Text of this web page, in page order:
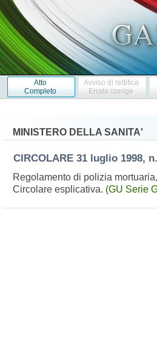
Atto
Completo
Avviso di rettifica
Errata corrige
MINISTERO DELLA SANITA'
CIRCOLARE 31 luglio 1998,
Regolamento di polizia
Circolare esplicativa. (GU Serie